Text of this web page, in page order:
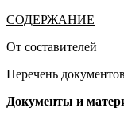
СОДЕРЖАНИЕ
От составителей
Перечень документов
Документы и